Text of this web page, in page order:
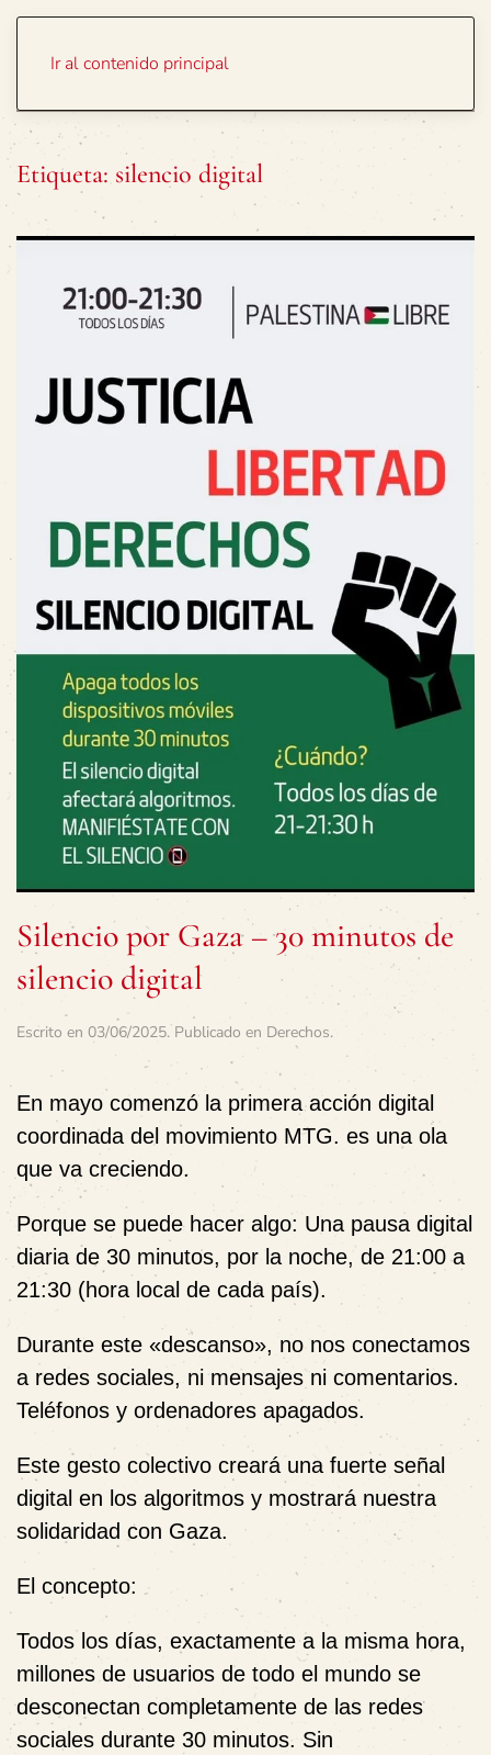
Ir al contenido principal
Etiqueta: silencio digital
Silencio por Gaza – 30 minutos de
silencio digital
Escrito en 03/06/2025. Publicado en Derechos.
En mayo comenzó la primera acción digital
coordinada del movimiento MTG. es una ola
que va creciendo.
Porque se puedehacer algo: Una pausa digital
diaria de 30 minutos, por la noche, de 21:00 a
21:30 (hora local de cada país).
Durante este «descanso», no nos conectamos
a redes sociales, ni mensajes ni comentarios.
Teléfonos y ordenadores apagados.
Este gesto colectivo creará una fuerte señal
digital en los algoritmos y mostrará nuestra
solidaridad con Gaza.
El concepto:
Todos los días, exactamente a la misma hora,
millones de usuarios de todo el mundo se
desconectan completamente de las redes
sociales durante 30 minutos. Sin